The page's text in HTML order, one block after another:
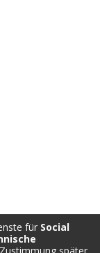
für Social